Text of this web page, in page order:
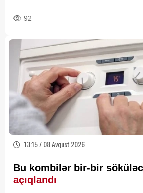
92
13:15 / 08 Avqust 2026
Bu kombilər bir-bir
açıqlandı